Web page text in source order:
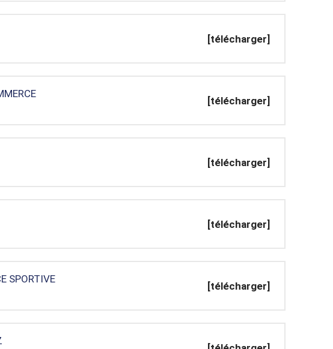
[télécharger]
[télécharger]
[télécharger]
[télécharger]
SPORTIVE
[télécharger]